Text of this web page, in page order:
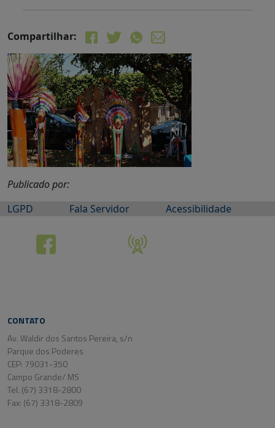
Compartilhar:
Publicado por:
LGPD
Fala Servidor Acessibilidade
CONTATO
Av. Waldir dos Santos Pereira, s/n
Parque dos Poderes
CEP: 79031-350
Campo Grande/ MS
Tel. (67) 3318-2800
Fax: (67) 3318-2809